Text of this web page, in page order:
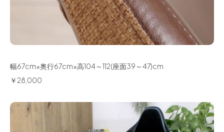
幅67cm×奥行67cm×高104～112(座面39～47)cm
￥28,000